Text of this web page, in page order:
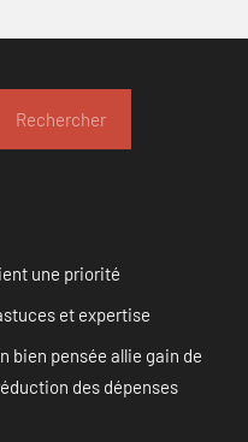
Rechercher
une priorité
et expertise
bien pensée allie gain de
des dépenses